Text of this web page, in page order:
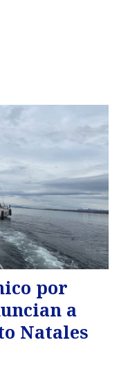
por
a
Natales